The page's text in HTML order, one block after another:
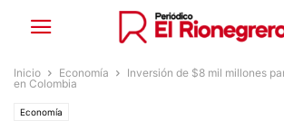
Inicio Economía
Inversión de $8 mil millones
en Colombia
Economía